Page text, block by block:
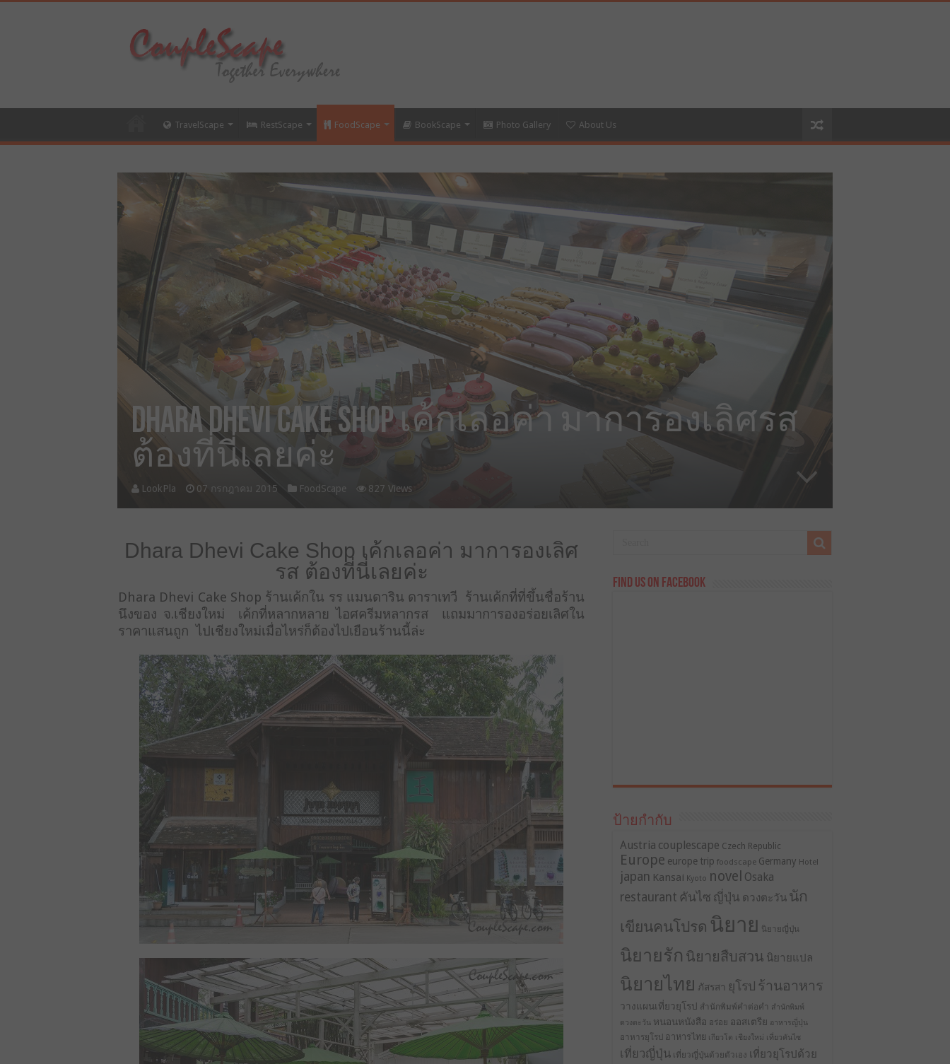
TravelScape RestScape FoodScape BookScape Photo Gallery About Us
Dhara Dhevi Cake Shop เค้กเลอค่า มาการองเลิศรส
ต้องที่นี่เลยค่ะ
LookPla 07 กรกฎาคม 2015 FoodScape 827 Views
Dhara Dhevi Cake Shop เค้กเลอค่า มาการองเลิศ
รส ต้องที่นี่เลยค่ะ
Dhara Dhevi Cake Shop ร้านเค้กใน รร แมนดาริน ดาราเทวี ร้านเค้กที่ที่ขึ้นชื่อร้าน
นึงของ จ.เชียงใหม่ เค้กที่หลากหลาย ไอศครีมหลากรส แถมมาการองอร่อยเลิศใน
ราคาแสนถูก ไปเชียงใหม่เมื่อไหร่ก็ต้องไปเยือนร้านนี้ล่ะ
Find us on Facebook
ป้ายกำกับ
Austria couplescape Czech Republic
Europe europe trip foodscape Germany Hotel
japan Kansai Kyoto novel Osaka
restaurant คันไซ ญี่ปุ่น ดวงตะวัน นัก
เขียนคนโปรด นิยาย นิยายญี่ปุ่น
นิยายรัก นิยายสืบสวน นิยายแปล
นิยายไทย ภัสรสา ยุโรป ร้านอาหาร
วางแผนเที่ยวยุโรป สำนักพิมพ์คำต่อคำ สำนักพิมพ์
ดวงตะวัน หนอนหนังสือ อร่อย ออสเตรีย อาหารญี่ปุ่น
อาหารยุโรป อาหารไทย เกียวโต เชียงใหม่ เที่ยวคันไซ
เที่ยวญี่ปุ่น เที่ยวญี่ปุ่นด้วยตัวเอง เที่ยวยุโรปด้วย